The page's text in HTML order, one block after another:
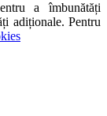
a îmbunătăți
adiționale. Pentru